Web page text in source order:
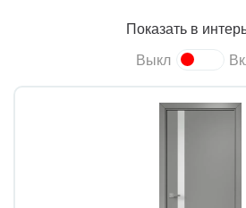
Показать в
Выкл